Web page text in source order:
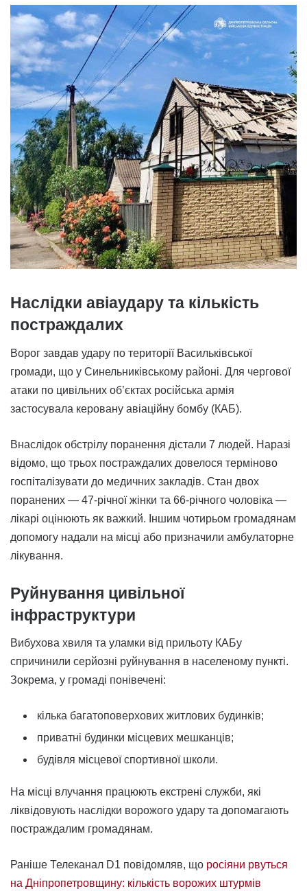
Наслідки авіаудару та кількість
постраждалих
Ворог завдав удару по території Васильківської
громади, що у Синельниківському районі. Для чергової
атаки по цивільних об’єктах російська армія
застосувала керовану авіаційну бомбу (КАБ).
Внаслідок обстрілу поранення дістали 7 людей. Наразі
відомо, що трьох постраждалих довелося терміново
госпіталізувати до медичних закладів. Стан двох
поранених — 47-річної жінки та 66-річного чоловіка —
лікарі оцінюють як важкий. Іншим чотирьом громадянам
допомогу надали на місці або призначили амбулаторне
лікування.
Руйнування цивільної
інфраструктури
Вибухова хвиля та уламки від прильоту КАБу
спричинили серйозні руйнування в населеному пункті.
Зокрема, у громаді понівечені:
кілька багатоповерхових житлових будинків;
приватні будинки місцевих мешканців;
будівля місцевої спортивної школи.
На місці влучання працюють екстрені служби, які
ліквідовують наслідки ворожого удару та допомагають
постраждалим громадянам.
Раніше Телеканал D1 повідомляв, що росіяни рвуться
на Дніпропетровщину: кількість ворожих штурмів